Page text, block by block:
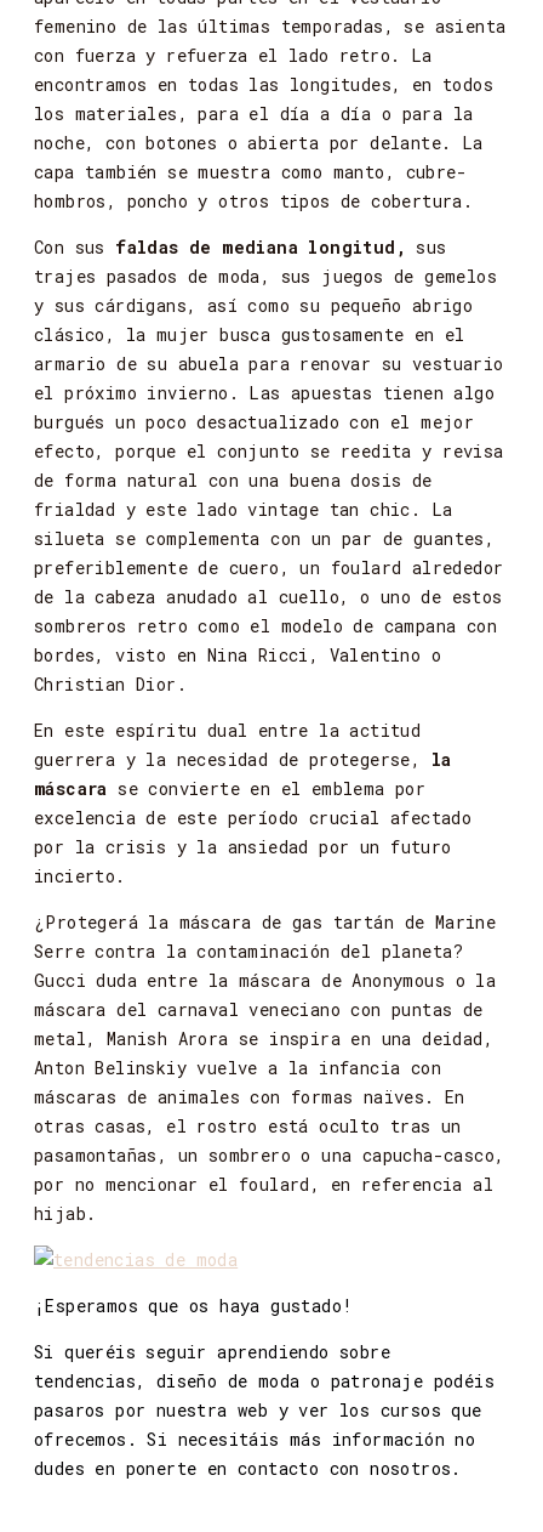
femenino de las últimas temporadas, se asienta
con fuerza y refuerza el lado retro.
La
encontramos en todas las longitudes, en todos
los materiales, para el día a día o para la
noche, con botones o abierta por delante.
La
capa también se muestra como manto,
cubre-
hombros,
poncho y otros tipos de cobertura.
Con sus faldas de mediana longitud,
sus
trajes pasados de moda, sus juegos de gemelos
y sus cárdigans, así como su pequeño abrigo
clásico,
la mujer busca gustosamente en el
armario de su abuela para renovar su vestuario
el próximo invierno. Las apuestas tienen algo
burgués un poco desactualizado con el mejor
efecto,
porque el conjunto se reedita y revisa
de forma natural con una buena dosis de
frialdad y este lado vintage tan chic.
La
silueta se complementa con un par de guantes,
preferiblemente de cuero, un foulard alrededor
de la cabeza anudado al cuello, o uno de estos
sombreros retro como el modelo de campana con
bordes,
visto en Nina Ricci, Valentino o
Christian Dior.
En este espíritu dual entre la actitud
guerrera y la necesidad de protegerse,
la
máscara se convierte en el emblema por
excelencia de este período crucial afectado
por la crisis y la ansiedad por un futuro
incierto.
¿Protegerá la máscara de gas tartán de Marine
Serre contra la contaminación del planeta?
Gucci duda entre la máscara de Anonymous o la
máscara del carnaval veneciano con puntas de
metal,
Manish Arora se inspira en una deidad,
Anton Belinskiy vuelve a la infancia con
máscaras de animales con formas naïves.
En
otras casas, el rostro está oculto tras un
pasamontañas,
un sombrero o una capucha-casco,
por no mencionar el foulard, en referencia al
hijab.
¡Esperamos que os haya gustado!
Si queréis seguir aprendiendo sobre
tendencias,
diseño de moda o patronaje podéis
pasaros por nuestra web y ver los cursos que
ofrecemos.
Si necesitáis más información no
dudes en ponerte en contacto con nosotros.